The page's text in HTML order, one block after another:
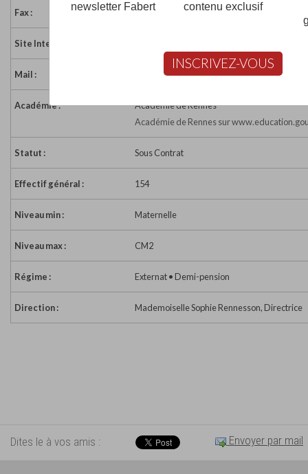
Fax : 02 97 56 80 84
Site Internet :
Mail : eco56.stema.ploemel@enseignement-
Académie :
Académie de Rennes
Académie de Rennes sur
Statut : Sous Contrat
Effectif général : 154
Niveau min : Maternelle
Niveau max : CM2
Régime : Externat • Demi-pension
Direction : Mademoiselle Sophie Rennesson, Directrice
Dites le à vos amis : Envoyer par mail
newsletter Fabert
contenu exclusif
INSCRIVEZ-VOUS